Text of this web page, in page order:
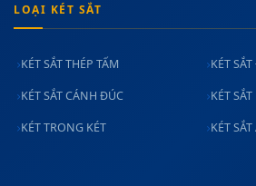
LOẠI KÉT SẮT
KÉT SẮT THÉP TẤM KÉT
KÉT SẮT CÁNH ĐÚC KÉT
KÉT TRONG KÉT KÉT